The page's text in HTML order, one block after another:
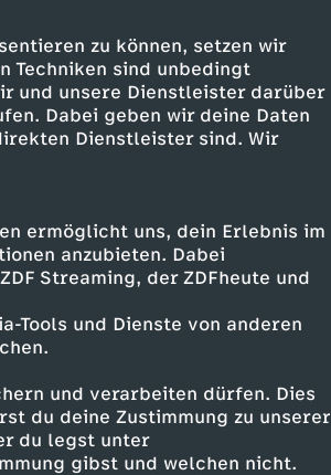
zu können, setzen wir
Techniken sind unbedingt
und unsere Dienstleister darüber
Dabei geben wir deine Daten
Dienstleister sind. Wir
ermöglicht uns, dein Erlebnis im
anzubieten. Dabei
Streaming, der ZDFheute und
Tools und Dienste von anderen
und verarbeiten dürfen. Dies
du deine Zustimmung zu unserer
du legst unter
gibst und welchen nicht.
ans Tageslicht:
eine Affäre, und
und sich an seinem